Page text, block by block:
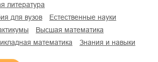
литература
для вузов
естественные науки
высшая математика
математика знания и навыки